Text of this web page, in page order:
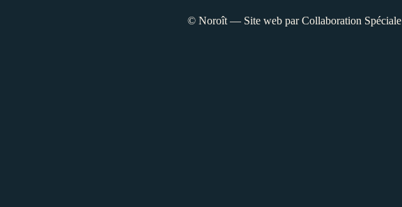
© Noroît — Site web parCollaboration Spéciale